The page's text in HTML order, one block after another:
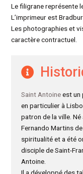
Le filigrane représente
L’imprimeur est
Les photographies et
caractère contractuel.
Saint Antoineest un
en particulier à
patron de la ville.
Fernando Martins
spiritualité et a été
disciple de Saint-
Antoine.